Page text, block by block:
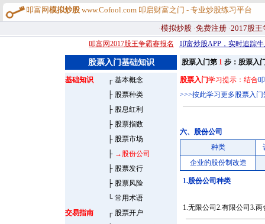
叩富网 模拟炒股 www.Cofool.com 叩启财富之门 - 专业炒股练习平台
·模拟炒股 ·免费注册 ·2017股
叩富网2017股王争霸赛报名
叩富炒股APP，实时追踪
股票入门基础知识 股票入门第 1 步：股票入
基础知识 ┌ 基本概念
├ 股票种类
├ 股息红利
├ 股票指数
├ 股票市场
├ →股份公司
├ 股票发行
├ 股票风险
└ 常用术语
交易指南
┌ 股票开户
股票入门学习提示：结合
>>>按此学习更多股票入门
六、股份公司
种类
企业的股份制改造
1.股份公司种类
1.无限公司2.有限公司3.